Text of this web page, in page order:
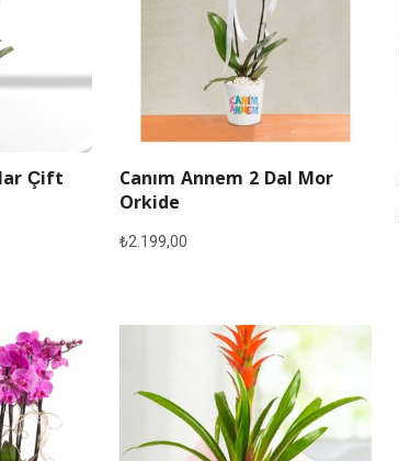
Çift
Canım Annem 2 Dal Mor
Orkide
₺2.199,00